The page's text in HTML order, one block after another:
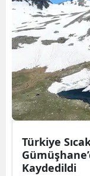
Türkiye
Kaydedildi